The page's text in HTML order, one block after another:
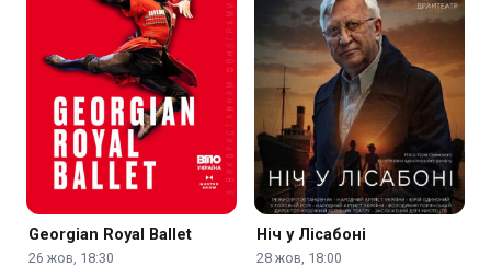
Georgian Royal Ballet
26 жов, 18:30
Ніч у Лісабоні
28 жов, 18:00